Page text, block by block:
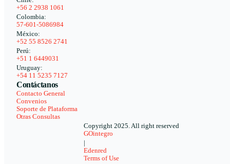
+56 2 2938 1061
Colombia:
57-601-5086984
México:
+52 55 8526 2741
Perú:
+51 1 6449031
Uruguay:
+54 11 5235 7127
Contáctanos
Contacto General
Convenios
Soporte de Plataforma
Otras Consultas
Copyright 2025. All right reserved
GOintegro
Edenred
Terms of Use